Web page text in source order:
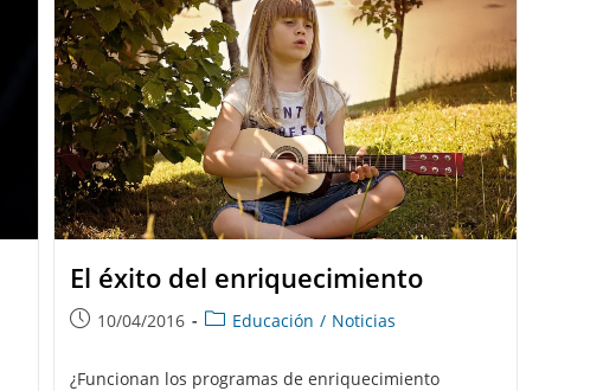
El éxito del enriquecimiento
10/04/2016 Educación / Noticias
¿Funcionan los programas de enriquecimiento